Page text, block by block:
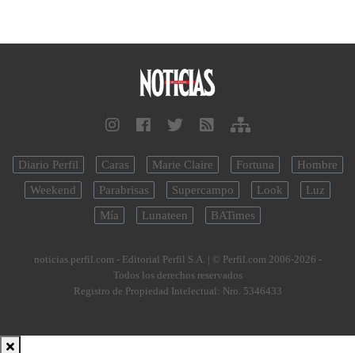
Diario Perfil Caras Marie Claire Fortuna
Hombre
Weekend
Parabrisas Supercampo Look
Luz
Mía
Lunateen BATimes
noticias.perfil.com - Editorial Perfil S.A. | © Perfil.com 2006-2026 -
Todos los derechos reservados
Registro de Propiedad Intelectual: Nro. 5346433